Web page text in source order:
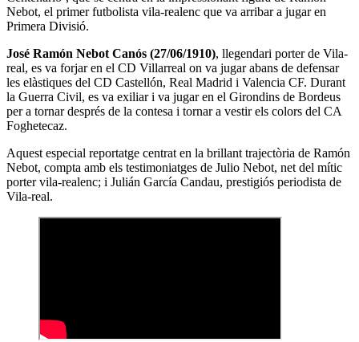
Nebot, el primer futbolista vila-realenc que va arribar a jugar en
Primera Divisió.
José Ramón Nebot Canós (27/06/1910), llegendari porter de Vila-
real, es va forjar en el CD Villarreal on va jugar abans de defensar
les elàstiques del CD Castellón, Real Madrid i Valencia CF. Durant
la Guerra Civil, es va exiliar i va jugar en el Girondins de Bordeus
per a tornar després de la contesa i tornar a vestir els colors del CA
Foghetecaz.
Aquest especial reportatge centrat en la brillant trajectòria de Ramón
Nebot, compta amb els testimoniatges de Julio Nebot, net del mític
porter vila-realenc; i Julián García Candau, prestigiós periodista de
Vila-real.